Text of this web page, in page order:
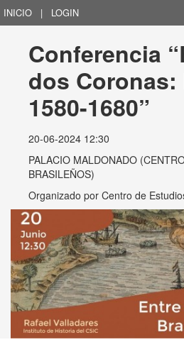
INICIO | LOGIN
Conferencia
dos Coronas:
1580-1680”
20-06-2024 12:30
PALACIO MALDONADO
BRASILEÑOS)
Organizado por Centro de